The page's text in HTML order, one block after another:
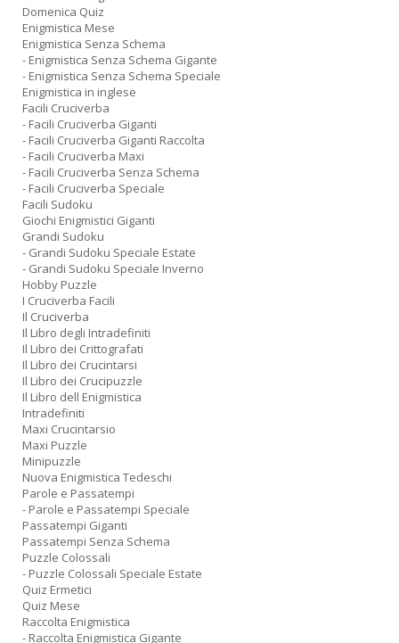
Domenica Quiz
Enigmistica Mese
Enigmistica Senza Schema
- Enigmistica Senza Schema Gigante
- Enigmistica Senza Schema Speciale
Enigmistica in inglese
Facili Cruciverba
- Facili Cruciverba Giganti
- Facili Cruciverba Giganti Raccolta
- Facili Cruciverba Maxi
- Facili Cruciverba Senza Schema
- Facili Cruciverba Speciale
Facili Sudoku
Giochi Enigmistici Giganti
Grandi Sudoku
- Grandi Sudoku Speciale Estate
- Grandi Sudoku Speciale Inverno
Hobby Puzzle
I Cruciverba Facili
Il Cruciverba
Il Libro degli Intradefiniti
Il Libro dei Crittografati
Il Libro dei Crucintarsi
Il Libro dei Crucipuzzle
Il Libro dell Enigmistica
Intradefiniti
Maxi Crucintarsio
Maxi Puzzle
Minipuzzle
Nuova Enigmistica Tedeschi
Parole e Passatempi
- Parole e Passatempi Speciale
Passatempi Giganti
Passatempi Senza Schema
Puzzle Colossali
- Puzzle Colossali Speciale Estate
Quiz Ermetici
Quiz Mese
Raccolta Enigmistica
- Raccolta Enigmistica Gigante